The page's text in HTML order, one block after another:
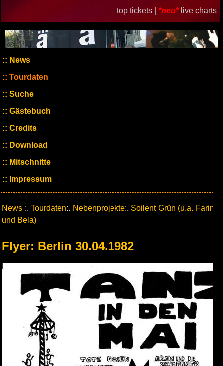
top tickets | *neu* live charts
News
Tourdaten
Suche
Gästebuch
Credits
Download
Mitschnitte
Impressum
News :.Tourdaten:. Nebenprojekte:. Soilent Grün (u.a. Farin
und Bela)
Flyer: Berlin 30.04.1982